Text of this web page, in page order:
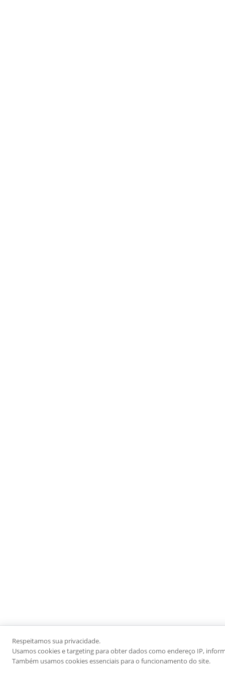
Respeitamos sua privacidade.
Usamos cookies e targeting para obter dados como endereço IP,
Também usamos cookies essenciais para o funcionamento do site.